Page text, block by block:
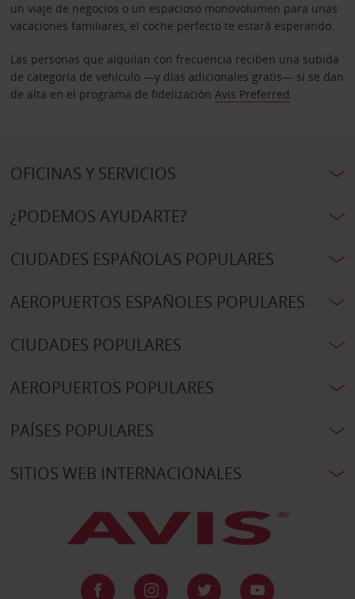
un viaje de negocios o un espacioso monovolumen para unas
vacaciones familiares, el coche perfecto te estará esperando.
Las personas que alquilan con frecuencia reciben una subida
de categoría de vehículo —y días adicionales gratis— si se dan
de alta en el programa de fidelización Avis Preferred.
OFICINAS Y SERVICIOS
¿PODEMOS AYUDARTE?
CIUDADES ESPAÑOLAS POPULARES
AEROPUERTOS ESPAÑOLES POPULARES
CIUDADES POPULARES
AEROPUERTOS POPULARES
PAÍSES POPULARES
SITIOS WEB INTERNACIONALES